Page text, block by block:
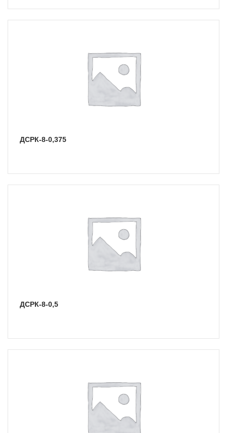
ДСРК-8-0,375
ДСРК-8-0,5